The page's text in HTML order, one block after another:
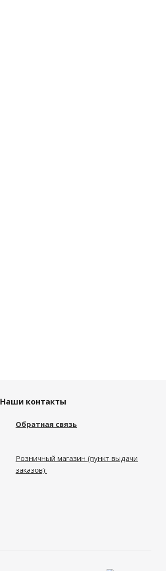
Наши контакты
Обратная связь
Розничный магазин (пункт выдачи
заказов):